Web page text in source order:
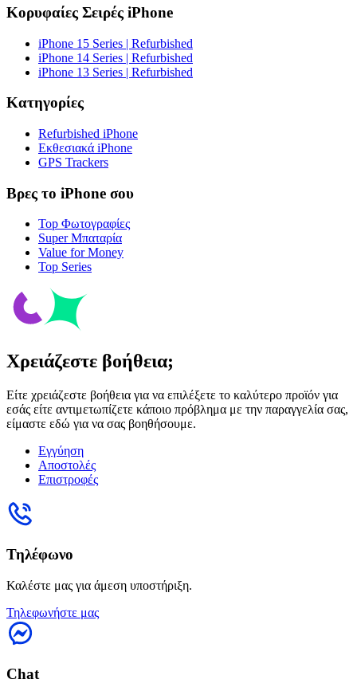
Κορυφαίες Σειρές iPhone
iPhone 15 Series | Refurbished
iPhone 14 Series | Refurbished
iPhone 13 Series | Refurbished
Κατηγορίες
Refurbished iPhone
Εκθεσιακά iPhone
GPS Trackers
Βρες το iPhone σου
Top Φωτογραφίες
Super Μπαταρία
Value for Money
Top Series
Χρειάζεστε βοήθεια;
Είτε χρειάζεστε βοήθεια για να επιλέξετε το καλύτερο προϊόν για
εσάς είτε αντιμετωπίζετε κάποιο πρόβλημα με την παραγγελία σας,
είμαστε εδώ για να σας βοηθήσουμε.
Εγγύηση
Αποστολές
Επιστροφές
Τηλέφωνο
Καλέστε μας για άμεση υποστήριξη.
Τηλεφωνήστε μας
Chat